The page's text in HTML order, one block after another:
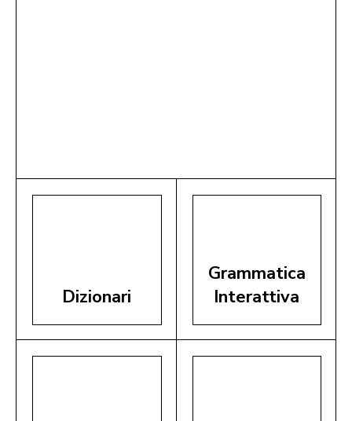
Dizionari
Grammatica
Interattiva